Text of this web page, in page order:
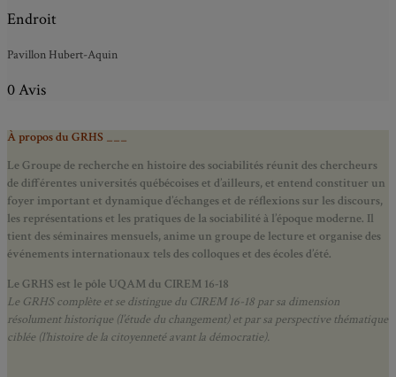
Endroit
Pavillon Hubert-Aquin
0 Avis
À propos du GRHS ___
Le Groupe de recherche en histoire des sociabilités réunit des chercheurs
de différentes universités québécoises et d’ailleurs, et entend constituer un
foyer important et dynamique d’échanges et de réflexions sur les discours,
les représentations et les pratiques de la sociabilité à l’époque moderne. Il
tient des séminaires mensuels, anime un groupe de lecture et organise des
événements internationaux tels des colloques et des écoles d’été.
Le GRHS est le pôle UQAM du CIREM 16-18
Le GRHS complète et se distingue du CIREM 16-18 par sa dimension
résolument historique (l’étude du changement) et par sa perspective thématique
ciblée (l’histoire de la citoyenneté avant la démocratie).